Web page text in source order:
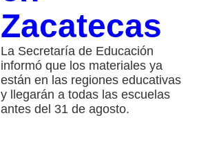
Zacatecas
La Secretaría de Educación
informó que los materiales ya
están en las regiones educativas
y llegarán a todas las escuelas
antes del 31 de agosto.